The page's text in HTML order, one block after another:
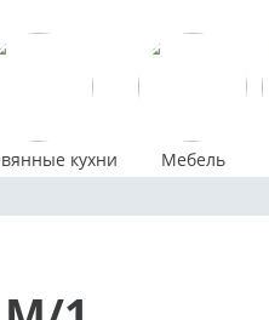
кухни Мебель